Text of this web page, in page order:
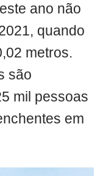
ano não
quando
metros.
são
mil pessoas
em